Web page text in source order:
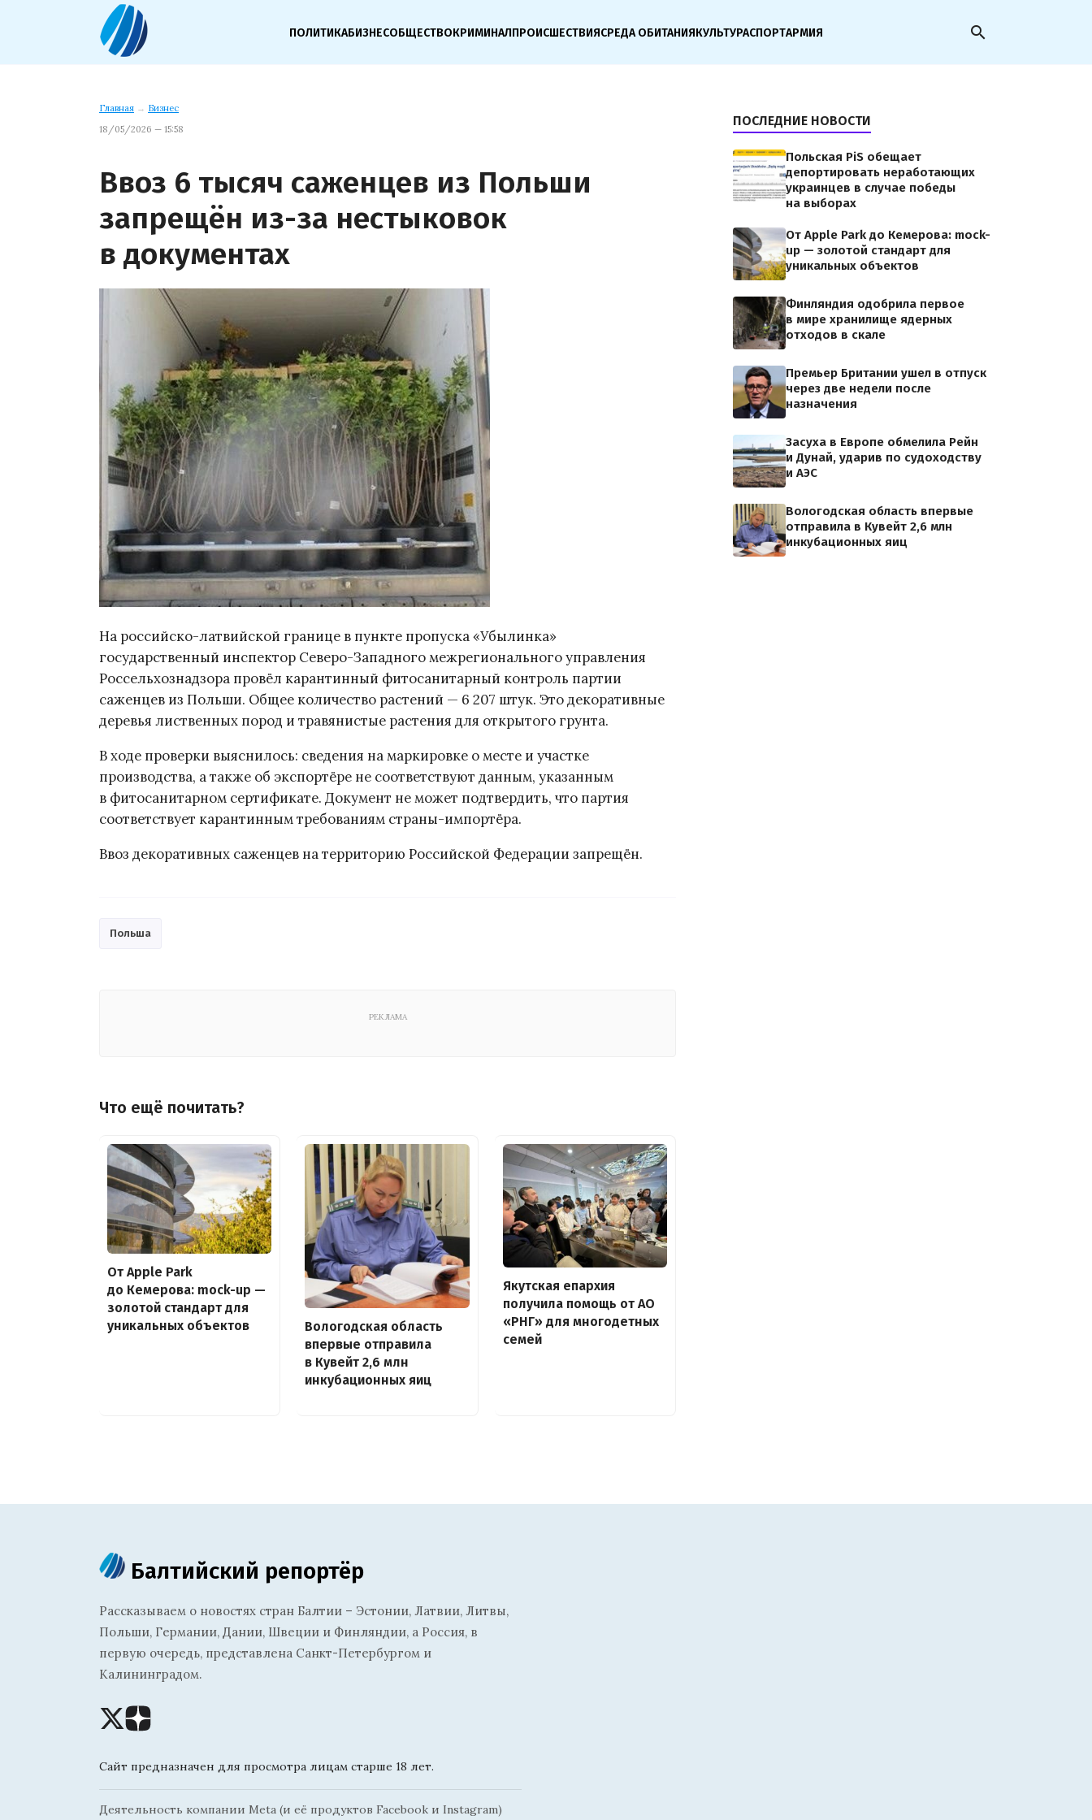
ПОЛИТИКАБИЗНЕСОБЩЕСТВОКРИМИНАЛПРОИСШЕСТВИЯСРЕДА ОБИТАНИЯКУЛЬТУРАСПОРТАРМИЯ search
Главная → Бизнес
18/05/2026 — 15:58
Ввоз 6 тысяч саженцев из Польши
запрещён из-за нестыковок
в документах
На российско-латвийской границе в пункте пропуска «Убылинка»
государственный инспектор Северо-Западного межрегионального управления
Россельхознадзора провёл карантинный фитосанитарный контроль партии
саженцев из Польши. Общее количество растений — 6 207 штук. Это декоративные
деревья лиственных пород и травянистые растения для открытого грунта.
В ходе проверки выяснилось: сведения на маркировке о месте и участке
производства, а также об экспортёре не соответствуют данным, указанным
в фитосанитарном сертификате. Документ не может подтвердить, что партия
соответствует карантинным требованиям страны-импортёра.
Ввоз декоративных саженцев на территорию Российской Федерации запрещён.
Польша
РЕКЛАМА
Что ещё почитать?
От Apple Park
до Кемерова: mock-up —
золотой стандарт для
уникальных объектов
Вологодская область
впервые отправила
в Кувейт 2,6 млн
инкубационных яиц
Якутская епархия
получила помощь от АО
«РНГ» для многодетных
семей
ПОСЛЕДНИЕ НОВОСТИ
Польская PiS обещает
депортировать неработающих
украинцев в случае победы
на выборах
От Apple Park до Кемерова: mock-
up — золотой стандарт для
уникальных объектов
Финляндия одобрила первое
в мире хранилище ядерных
отходов в скале
Премьер Британии ушел в отпуск
через две недели после
назначения
Засуха в Европе обмелила Рейн
и Дунай, ударив по судоходству
и АЭС
Вологодская область впервые
отправила в Кувейт 2,6 млн
инкубационных яиц
Балтийский репортёр
Рассказываем о новостях стран Балтии – Эстонии, Латвии, Литвы,
Польши, Германии, Дании, Швеции и Финляндии, а Россия, в
первую очередь, представлена Санкт-Петербургом и
Калининградом.
Сайт предназначен для просмотра лицам старше 18 лет.
Деятельность компании Meta (и её продуктов Facebook и Instagram)